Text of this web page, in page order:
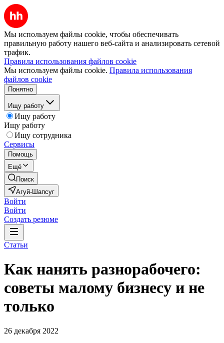
Мы используем файлы cookie, чтобы обеспечивать
правильную работу нашего веб-сайта и анализировать сетевой
трафик.
Правила использования файлов cookie
Мы используем файлы cookie. Правила использования
файлов cookie
Понятно
Ищу работу
Ищу работу
Ищу работу
Ищу сотрудника
Сервисы
Помощь
Ещё
Поиск
Агуй-Шапсуг
Войти
Войти
Создать резюме
Статьи
Как нанять разнорабочего:
советы малому бизнесу и не
только
26 декабря 2022